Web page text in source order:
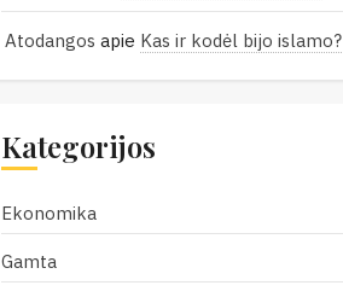
Atodangos apie Kas ir kodėl bijo islamo?
Kategorijos
Ekonomika
Gamta